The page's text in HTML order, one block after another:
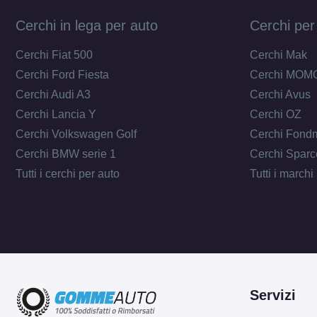
Cerchi in lega per auto
Cerchi Fiat 500
Cerchi Ford Fiesta
Cerchi Audi A3
Cerchi Lancia Y
Cerchi Volkswagen Golf
Cerchi BMW serie 1
Tutti i cerchi per auto
Cerchi
Cerchi Mak
Cerchi
Cerchi Avus
Cerchi OZ
Cerchi
Cerchi
Tutti i marchi
Servizi